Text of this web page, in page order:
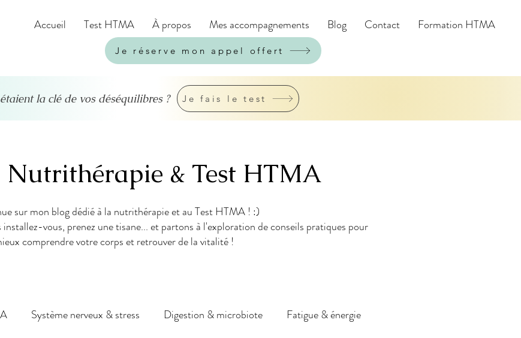
Accueil Test HTMA À propos Mes accompagnements Blog Contact Formation HTMA
Je réserve mon appel offert
la clé de vos déséquilibres ? Je fais le test
Nutrithérapie & Test HTMA
sur mon blog dédié à la nutrithérapie et au Test HTMA ! :)
vous, prenez une tisane... et partons à l'exploration de conseils pratiques pour
comprendre votre corps et retrouver de la vitalité !
Système nerveux & stress Digestion & microbiote Fatigue & énergie